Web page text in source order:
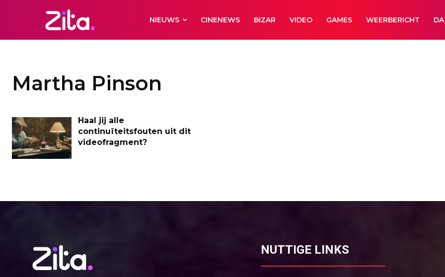
NIEUWS CINENEWS BIZAR VIDEO GAMES WEERBERICHT
Martha Pinson
Haal jij alle
continuïteitsfouten uit dit
videofragment?
NUTTIGE LINKS